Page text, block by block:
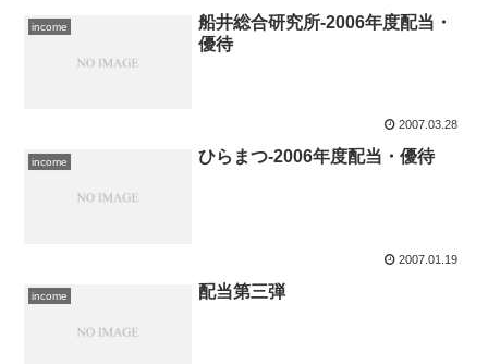
income
船井総合研究所-2006年度配当・
優待
2007.03.28
income ひらまつ-2006年度配当・優待
2007.01.19
income 配当第三弾